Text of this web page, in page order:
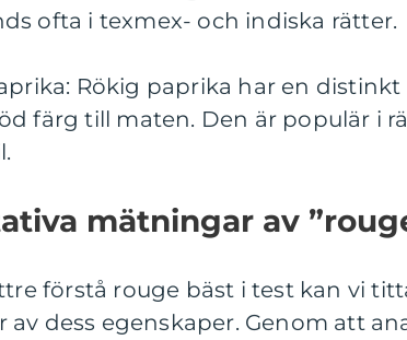
ofta i texmex- och indiska rätter.
Rökig paprika har en
färg till maten. Den är populär i
mätningar av
förstå rouge bäst i test kan vi
av dess egenskaper. Genom att